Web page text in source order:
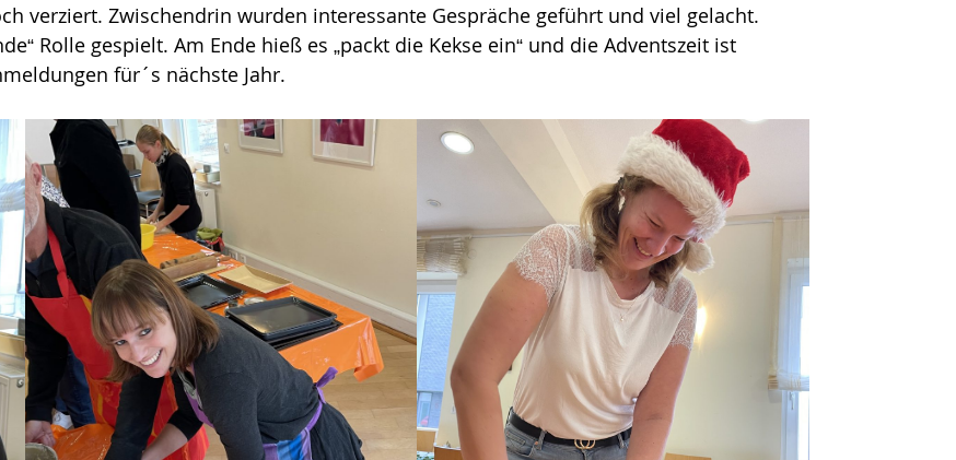
verziert. Zwischendrin wurden interessante Gespräche geführt und viel gelacht.
Rolle gespielt. Am Ende hieß es „packt die Kekse ein“ und die Adventszeit ist
für´s nächste Jahr.